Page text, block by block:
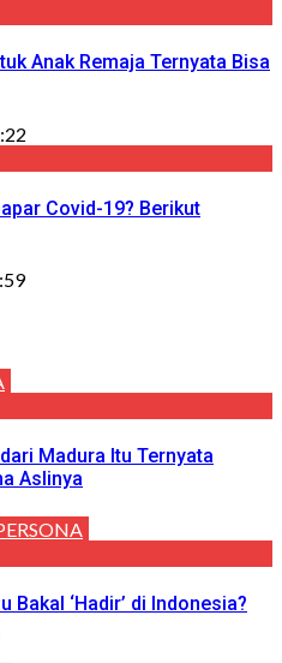
Anak Remaja Ternyata Bisa
Covid-19? Berikut
Madura Itu Ternyata
Aslinya
Bakal ‘Hadir’ di Indonesia?